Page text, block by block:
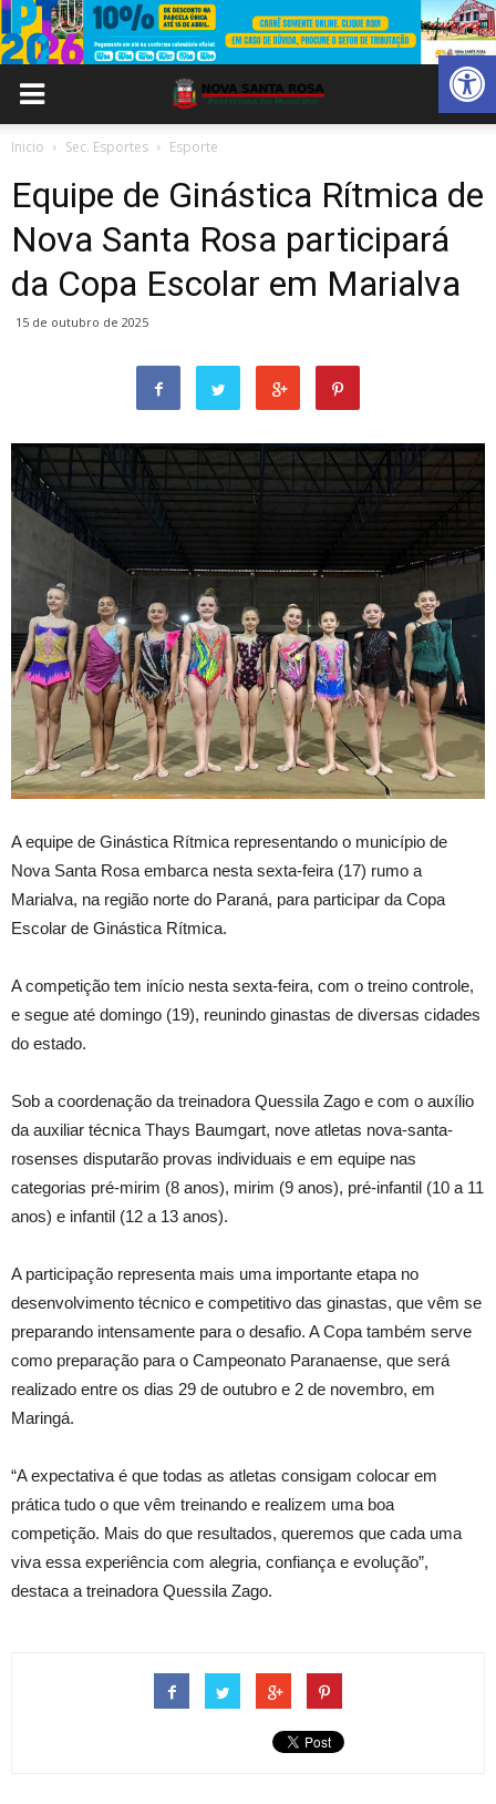
Abrir
Inicio Sec. Esportes Esporte
Equipe de Ginástica Rítmica de
Nova Santa Rosa participará
da Copa Escolar em Marialva
15 de outubro de 2025
Aequipe de Ginástica Rítmica representando o município de
Nova Santa Rosa embarca nesta sexta-feira (17) rumo a
Marialva, na região norte do Paraná, para participar da Copa
Escolar de Ginástica Rítmica.
A competição tem início nesta sexta-feira, com o treino controle,
e segue até domingo (19), reunindo ginastas de diversas cidades
do estado.
Sob a coordenação da treinadora Quessila Zago e com o auxílio
da auxiliar técnica Thays Baumgart, nove atletas nova-santa-
rosenses disputarão provas individuais e em equipe nas
categorias pré-mirim (8 anos), mirim (9 anos), pré-infantil (10 a 11
anos) e infantil (12 a 13 anos).
A participação representa mais uma importante etapa no
desenvolvimento técnico e competitivo das ginastas, que vêm se
preparando intensamente para o desafio. A Copa também serve
como preparação para o Campeonato Paranaense, que será
realizado entre os dias 29 de outubro e 2 de novembro, em
Maringá.
“A expectativa é que todas as atletas consigam colocar em
prática tudo o que vêm treinando e realizem uma boa
competição. Mais do que resultados, queremos que cada uma
viva essa experiência com alegria, confiança e evolução”,
destaca a treinadora Quessila Zago.